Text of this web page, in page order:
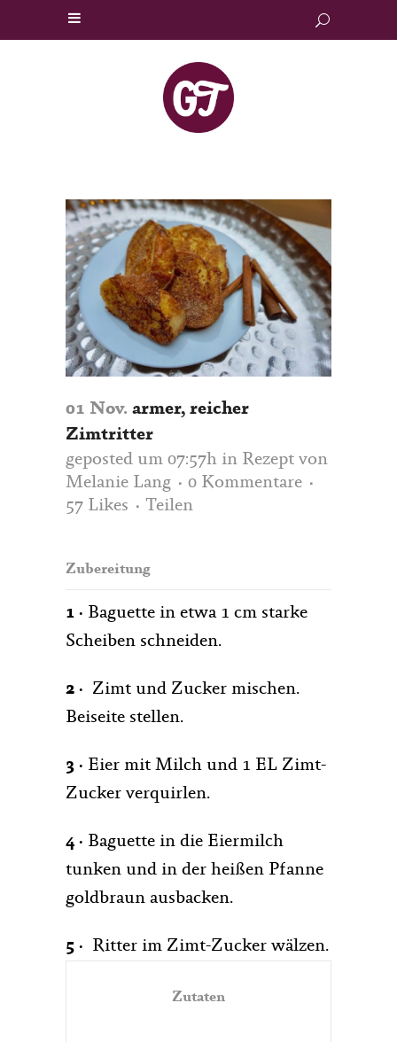
01 Nov. armer, reicher
Zimtritter
geposted um 07:57h in Rezept von
Melanie Lang
0 Kommentare
57 Likes Teilen
Zubereitung
1 · Baguette in etwa 1 cm starke
Scheiben schneiden.
2 · Zimt und Zucker mischen.
Beiseite stellen.
3 · Eier mit Milch und 1 EL Zimt-
Zucker verquirlen.
4 · Baguette in die Eiermilch
tunken und in der heißen Pfanne
goldbraun ausbacken.
5 · Ritter im Zimt-Zucker wälzen.
Zutaten